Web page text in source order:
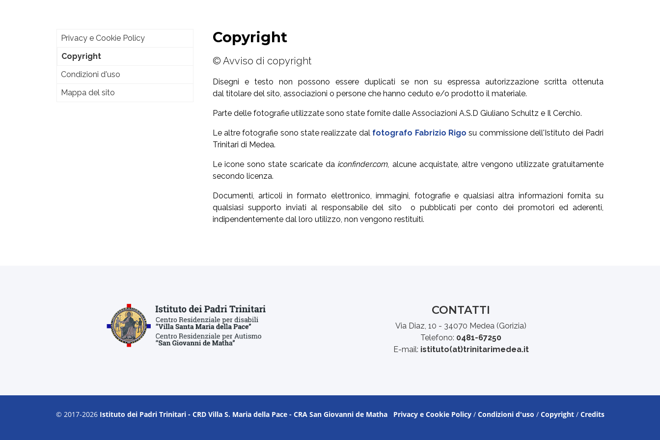
Privacy e Cookie Policy
Copyright(current)
Condizioni d'uso
Mappa del sito
Copyright
© Avviso di copyright
Disegni e testo non possono essere duplicati se non su espressa autorizzazione scritta ottenuta
dal titolare del sito, associazioni o persone che hanno ceduto e/o prodotto il materiale.
Parte delle fotografie utilizzate sono state fornite dalle Associazioni A.S.D Giuliano Schultz e Il Cerchio.
Le altre fotografie sono state realizzate dal fotografo Fabrizio Rigo su commissione dell'Istituto dei Padri
Trinitari di Medea.
Le icone sono state scaricate da iconfinder.com, alcune acquistate, altre vengono utilizzate gratuitamente
secondo licenza.
Documenti, articoli in formato elettronico, immagini, fotografie e qualsiasi altra informazioni fornita su
qualsiasi supporto inviati al responsabile del sito o pubblicati per conto dei promotori ed aderenti,
indipendentemente dal loro utilizzo, non vengono restituiti.
CONTATTI
Via Diaz, 10 - 34070 Medea (Gorizia)
Telefono: 0481-67250
E-mail: istituto(at)trinitarimedea.it
© 2017-2026 Istituto dei Padri Trinitari - CRD Villa S. Maria della Pace - CRA San Giovanni de Matha Privacy e Cookie Policy/ Condizioni d'uso / Copyright/ Credits